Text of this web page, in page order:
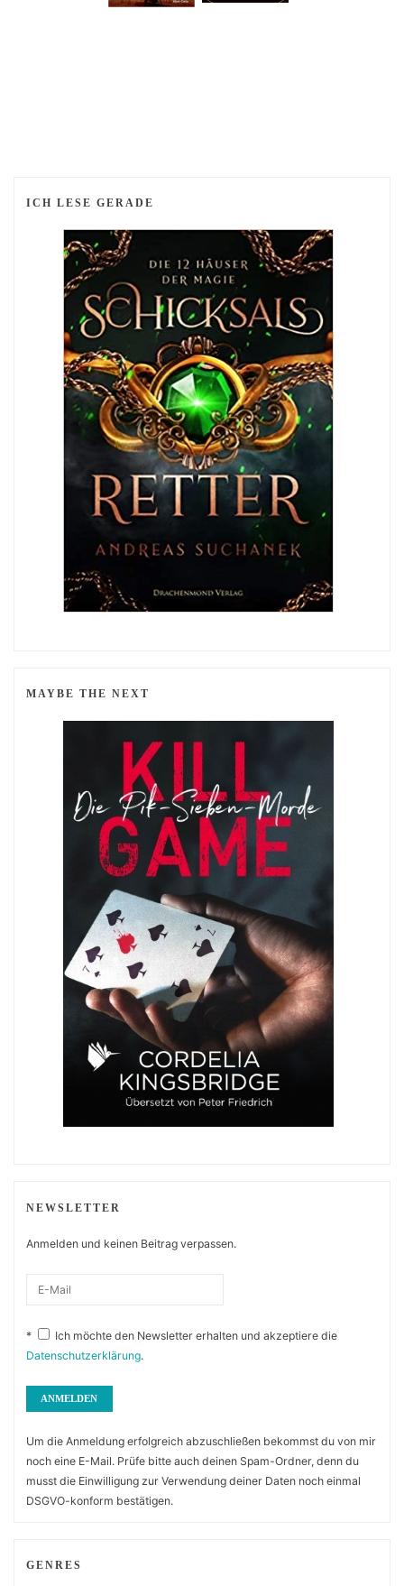
ICH LESE GERADE
MAYBE THE NEXT
NEWSLETTER
Anmelden und keinen Beitrag verpassen.
*
Ich möchte den Newsletter erhalten und akzeptiere die
Datenschutzerklärung.
Um die Anmeldung erfolgreich abzuschließen bekommst du von mir
noch eine E-Mail. Prüfe bitte auch deinen Spam-Ordner, denn du
musst die Einwilligung zur Verwendung deiner Daten noch einmal
DSGVO-konform bestätigen.
GENRES